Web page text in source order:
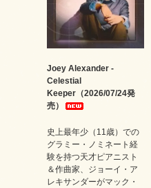
Joey Alexander -
Celestial
Keeper（2026/07/24発
売）
史上最年少（11歳）での
グラミー・ノミネート経
験を持つ天才ピアニスト
＆作曲家、ジョーイ・ア
レキサンダーがマック・